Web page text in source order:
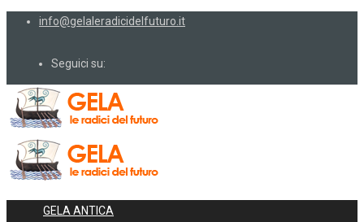
info@gelaleradicidelfuturo.it
Seguici su:
GELA ANTICA